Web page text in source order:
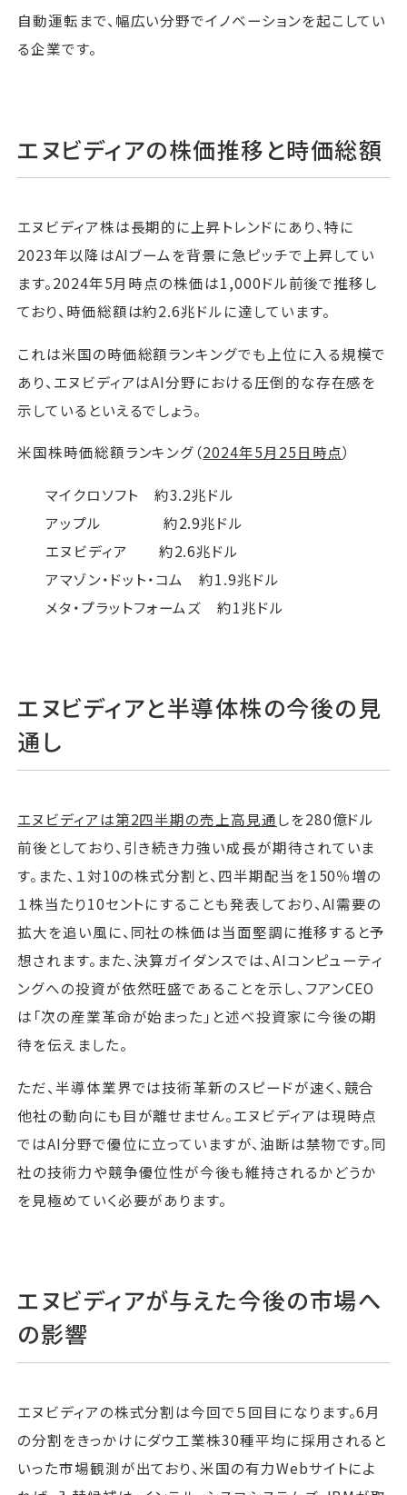
自動運転まで、幅広い分野でイノベーションを起こしてい
る企業です。
エヌビディアの株価推移と時価総額
エヌビディア株は長期的に上昇トレンドにあり、特に
2023年以降はAIブームを背景に急ピッチで上昇してい
ます。2024年5月時点の株価は1,000ドル前後で推移し
ており、時価総額は約2.6兆ドルに達しています。
これは米国の時価総額ランキングでも上位に入る規模で
あり、エヌビディアはAI分野における圧倒的な存在感を
示しているといえるでしょう。
米国株時価総額ランキング（2024年5月25日時点）
マイクロソフト 約3.2兆ドル
アップル 約2.9兆ドル
エヌビディア 約2.6兆ドル
アマゾン・ドット・コム 約1.9兆ドル
メタ・プラットフォームズ 約1兆ドル
エヌビディアと半導体株の今後の見
通し
エヌビディアは第2四半期の売上高見通しを280億ドル
前後としており、引き続き力強い成長が期待されていま
す。また、１対10の株式分割と、四半期配当を150％増の
１株当たり10セントにすることも発表しており、AI需要の
拡大を追い風に、同社の株価は当面堅調に推移すると予
想されます。また、決算ガイダンスでは、AIコンピューティ
ングへの投資が依然旺盛であることを示し、フアンCEO
は「次の産業革命が始まった」と述べ投資家に今後の期
待を伝えました。
ただ、半導体業界では技術革新のスピードが速く、競合
他社の動向にも目が離せません。エヌビディアは現時点
ではAI分野で優位に立っていますが、油断は禁物です。同
社の技術力や競争優位性が今後も維持されるかどうか
を見極めていく必要があります。
エヌビディアが与えた今後の市場へ
の影響
エヌビディアの株式分割は今回で５回目になります。6月
の分割をきっかけにダウ工業株30種平均に採用されると
いった市場観測が出ており、米国の有力Webサイトによ